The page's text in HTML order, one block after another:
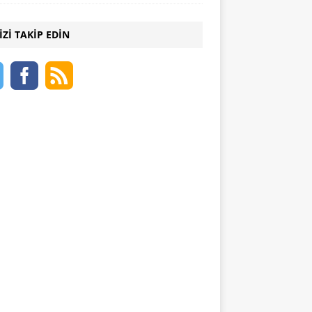
TAKIP EDIN